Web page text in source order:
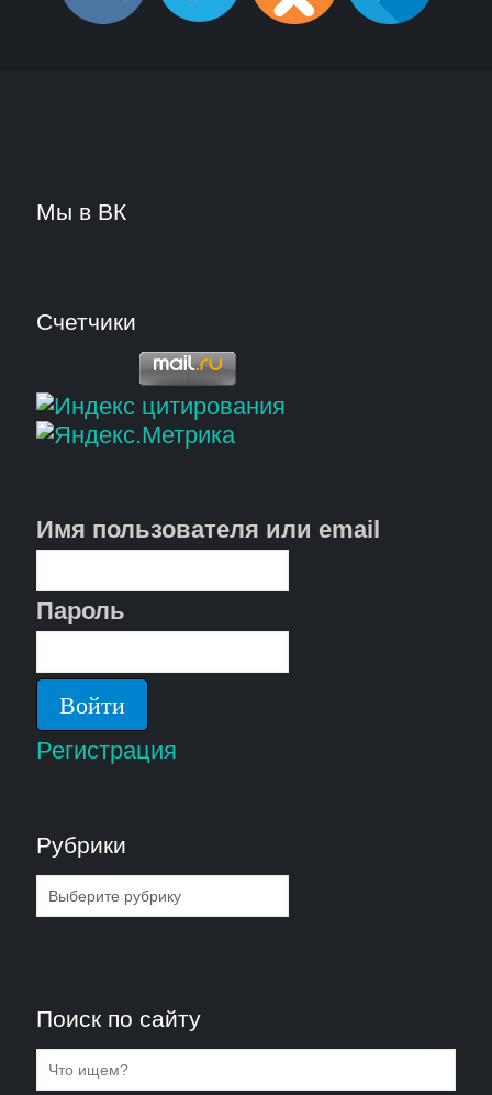
Мы в ВК
Счетчики
Имя пользователя или email
Пароль
Регистрация
Рубрики
Рубрики
Поиск по сайту